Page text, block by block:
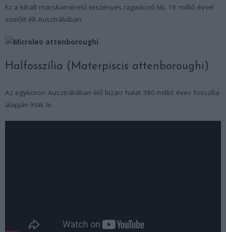
Ez a kihalt macskaméretű erszényes ragadozó kb. 19 millió évvel
ezelőtt élt Ausztráliában.
Halfosszília (Materpiscis attenboroughi)
Az egykoron Ausztráliában élő bizarr halat 380 millió éves fosszília
alapján írták le.